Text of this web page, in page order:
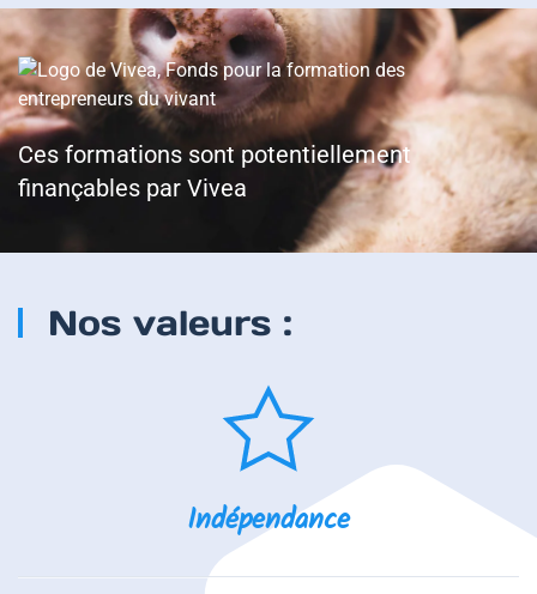
Ces formations sont potentiellement
finançables par Vivea
Nos valeurs :
Indépendance